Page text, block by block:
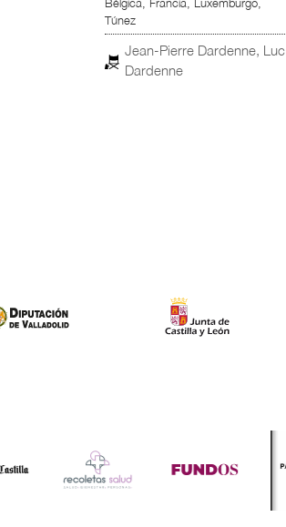
Bélgica, Francia, Luxemburgo,
Túnez
Jean-Pierre Dardenne, Luc
Dardenne